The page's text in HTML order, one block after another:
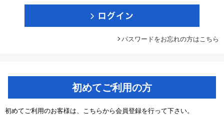
パスワードをお忘れの方はこちら
初めてご利用の方
初めてご利用のお客様は、こちらから会員登録を行って下さい。